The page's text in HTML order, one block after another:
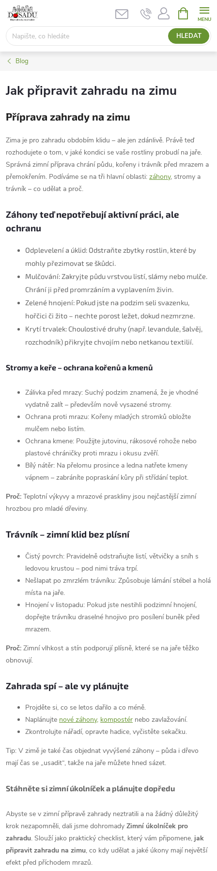
Přejít
obsah
HLEDAT
NÁKUPNÍ
KOŠÍK
Blog
Jak připravit zahradu na zimu
Příprava zahrady na zimu
Zima je pro zahradu obdobím klidu – ale jen zdánlivě. Právě teď
rozhodujete o tom, v jaké kondici se vaše rostliny probudí na jaře.
Správná zimní příprava chrání půdu, kořeny i trávník před mrazem a
přemokřením. Podíváme se na tři hlavní oblasti: záhony, stromy a
trávník – co udělat a proč.
Záhony teď nepotřebují aktivní práci, ale
ochranu
Odplevelení a úklid: Odstraňte zbytky rostlin, které by
mohly přezimovat se škůdci.
Mulčování: Zakryjte půdu vrstvou listí, slámy nebo mulče.
Chrání ji před promrzáním a vyplavením živin.
Zelené hnojení: Pokud jste na podzim seli svazenku,
hořčici či žito – nechte porost ležet, dokud nezmrzne.
Krytí trvalek: Choulostivé druhy (např. levandule, šalvěj,
rozchodník) přikryjte chvojím nebo netkanou textilií.
Stromy a keře – ochrana kořenů a kmenů
Zálivka před mrazy: Suchý podzim znamená, že je vhodné
vydatně zalít – především nově vysazené stromy.
Ochrana proti mrazu: Kořeny mladých stromků obložte
mulčem nebo listím.
Ochrana kmene: Použijte jutovinu, rákosové rohože nebo
plastové chráničky proti mrazu i okusu zvěří.
Bílý nátěr: Na přelomu prosince a ledna natřete kmeny
vápnem – zabráníte popraskání kůry při střídání teplot.
Proč: Teplotní výkyvy a mrazové praskliny jsou nejčastější zimní
hrozbou pro mladé dřeviny.
Trávník – zimní klid bez plísní
Čistý povrch: Pravidelně odstraňujte listí, větvičky a sníh s
ledovou krustou – pod nimi tráva trpí.
Nešlapat po zmrzlém trávníku: Způsobuje lámání stébel a holá
místa na jaře.
Hnojení v listopadu: Pokud jste nestihli podzimní hnojení,
dopřejte trávníku draselné hnojivo pro posílení buněk před
mrazem.
Proč: Zimní vlhkost a stín podporují plísně, které se na jaře těžko
obnovují.
Zahrada spí – ale vy plánujte
Projděte si, co se letos dařilo a co méně.
Naplánujte nové záhony, kompostér nebo zavlažování.
Zkontrolujte nářadí, opravte hadice, vyčistěte sekačku.
Tip: V zimě je také čas objednat vyvýšené záhony – půda i dřevo
mají čas se „usadit“, takže na jaře můžete hned sázet.
Stáhněte si zimní úkolníček a plánujte dopředu
Abyste se v zimní přípravě zahrady neztratili a na žádný důležitý
krok nezapomněli, dali jsme dohromady Zimní úkolníček pro
zahradu. Slouží jako praktický checklist, který vám připomene, jak
připravit zahradu na zimu, co kdy udělat a jaké úkony mají největší
efekt před příchodem mrazů.